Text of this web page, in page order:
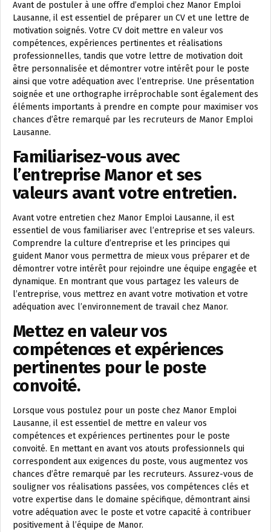
Avant de postuler à une offre d’emploi chez Manor Emploi
Lausanne, il est essentiel de préparer un CV et une lettre de
motivation soignés. Votre CV doit mettre en valeur vos
compétences, expériences pertinentes et réalisations
professionnelles, tandis que votre lettre de motivation doit
être personnalisée et démontrer votre intérêt pour le poste
ainsi que votre adéquation avec l’entreprise. Une présentation
soignée et une orthographe irréprochable sont également des
éléments importants à prendre en compte pour maximiser vos
chances d’être remarqué par les recruteurs de Manor Emploi
Lausanne.
Familiarisez-vous avec
l’entreprise Manor et ses
valeurs avant votre entretien.
Avant votre entretien chez Manor Emploi Lausanne, il est
essentiel de vous familiariser avec l’entreprise et ses valeurs.
Comprendre la culture d’entreprise et les principes qui
guident Manor vous permettra de mieux vous préparer et de
démontrer votre intérêt pour rejoindre une équipe engagée et
dynamique. En montrant que vous partagez les valeurs de
l’entreprise, vous mettrez en avant votre motivation et votre
adéquation avec l’environnement de travail chez Manor.
Mettez en valeur vos
compétences et expériences
pertinentes pour le poste
convoité.
Lorsque vous postulez pour un poste chez Manor Emploi
Lausanne, il est essentiel de mettre en valeur vos
compétences et expériences pertinentes pour le poste
convoité. En mettant en avant vos atouts professionnels qui
correspondent aux exigences du poste, vous augmentez vos
chances d’être remarqué par les recruteurs. Assurez-vous de
souligner vos réalisations passées, vos compétences clés et
votre expertise dans le domaine spécifique, démontrant ainsi
votre adéquation avec le poste et votre capacité à contribuer
positivement à l’équipe de Manor.